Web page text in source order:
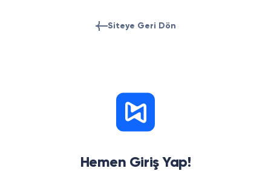
Siteye Geri Dön
Hemen Giriş Yap!